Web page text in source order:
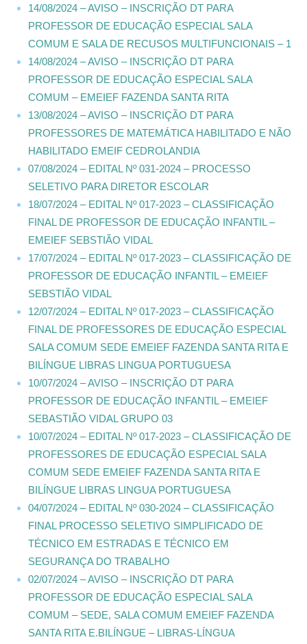
14/08/2024 – AVISO – INSCRIÇÃO DT PARA
PROFESSOR DE EDUCAÇÃO ESPECIAL SALA
COMUM E SALA DE RECUSOS MULTIFUNCIONAIS – 1
14/08/2024 – AVISO – INSCRIÇÃO DT PARA
PROFESSOR DE EDUCAÇÃO ESPECIAL SALA
COMUM – EMEIEF FAZENDA SANTA RITA
13/08/2024 – AVISO – INSCRIÇÃO DT PARA
PROFESSORES DE MATEMÁTICA HABILITADO E NÃO
HABILITADO EMEIF CEDROLANDIA
07/08/2024 – EDITAL Nº 031-2024 – PROCESSO
SELETIVO PARA DIRETOR ESCOLAR
18/07/2024 – EDITAL Nº 017-2023 – CLASSIFICAÇÃO
FINAL DE PROFESSOR DE EDUCAÇÃO INFANTIL –
EMEIEF SEBSTIÃO VIDAL
17/07/2024 – EDITAL Nº 017-2023 – CLASSIFICAÇÃO DE
PROFESSOR DE EDUCAÇÃO INFANTIL – EMEIEF
SEBSTIÃO VIDAL
12/07/2024 – EDITAL Nº 017-2023 – CLASSIFICAÇÃO
FINAL DE PROFESSORES DE EDUCAÇÃO ESPECIAL
SALA COMUM SEDE EMEIEF FAZENDA SANTA RITA E
BILÍNGUE LIBRAS LINGUA PORTUGUESA
10/07/2024 – AVISO – INSCRIÇÃO DT PARA
PROFESSOR DE EDUCAÇÃO INFANTIL – EMEIEF
SEBASTIÃO VIDAL GRUPO 03
10/07/2024 – EDITAL Nº 017-2023 – CLASSIFICAÇÃO DE
PROFESSORES DE EDUCAÇÃO ESPECIAL SALA
COMUM SEDE EMEIEF FAZENDA SANTA RITA E
BILÍNGUE LIBRAS LINGUA PORTUGUESA
04/07/2024 – EDITAL Nº 030-2024 – CLASSIFICAÇÃO
FINAL PROCESSO SELETIVO SIMPLIFICADO DE
TÉCNICO EM ESTRADAS E TÉCNICO EM
SEGURANÇA DO TRABALHO
02/07/2024 – AVISO – INSCRIÇÃO DT PARA
PROFESSOR DE EDUCAÇÃO ESPECIAL SALA
COMUM – SEDE, SALA COMUM EMEIEF FAZENDA
SANTA RITA E.BILÍNGUE – LIBRAS-LÍNGUA